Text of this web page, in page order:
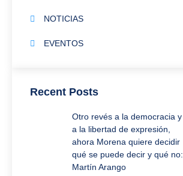
NOTICIAS
EVENTOS
Recent Posts
Otro revés a la democracia y
a la libertad de expresión,
ahora Morena quiere decidir
qué se puede decir y qué no:
Martín Arango